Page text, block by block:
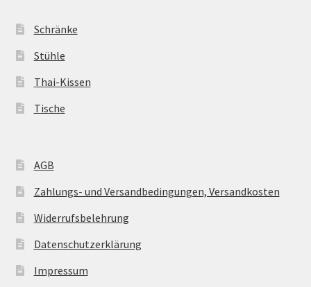
Schränke
Stühle
Thai-Kissen
Tische
AGB
Zahlungs- und Versandbedingungen, Versandkosten
Widerrufsbelehrung
Datenschutzerklärung
Impressum